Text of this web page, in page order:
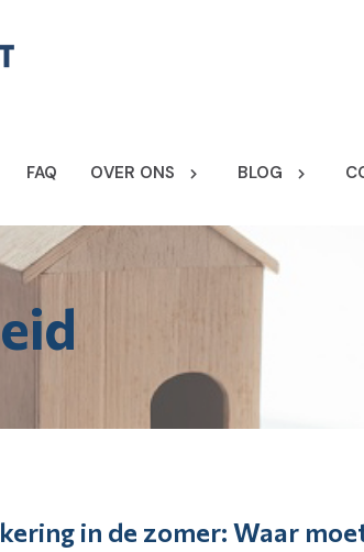
FAQ OVER ONS BLOG
in de zomer: Waar